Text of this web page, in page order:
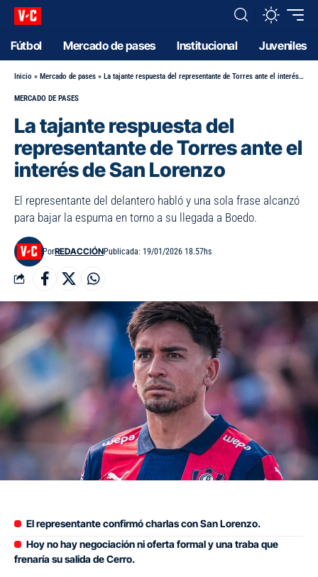
Fútbol Mercado de pases Institucional Juveniles
Inicio » Mercado de pases » La tajante respuesta del representante de Torres ante el interés de San Lorenzo
MERCADO DE PASES
La tajante respuesta del
representante de Torres ante el
interés de San Lorenzo
El representante del delantero habló y una sola frase alcanzó
para bajar la espuma en torno a su llegada a Boedo.
PorREDACCIÓNPublicada: 19/01/2026 18.57hs
El representante confirmó charlas con San Lorenzo.
Hoy no hay negociación ni oferta formal y una traba que
frenaría su salida de Cerro.